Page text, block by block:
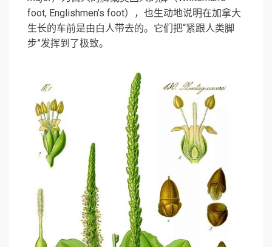
foot, Englishmen’s foot），也生动地说明在加拿大
生长的车前是由白人带去的。它们把“紧跟人类脚
步”发挥到了极致。